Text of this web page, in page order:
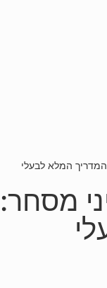
המלא לבעלי
מסחר: